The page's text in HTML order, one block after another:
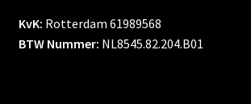
KvK: Rotterdam 61989568
BTW Nummer: NL8545.82.204.B01